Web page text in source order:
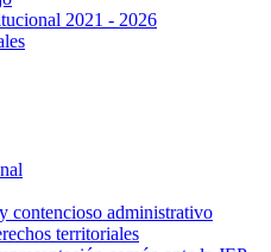
2021 - 2026
contencioso administrativo
territoriales